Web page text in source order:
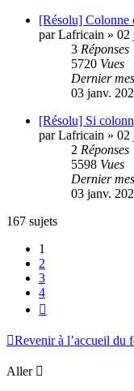
[Résolu] Colonne
parLafricain » 02
3 Réponses
5720 Vues
Dernier
03 janv.
[Résolu] Si
parLafricain » 02
2 Réponses
5598 Vues
Dernier
03 janv.
167 sujets
1
2
3
4
Revenir à l’accueil du
Aller